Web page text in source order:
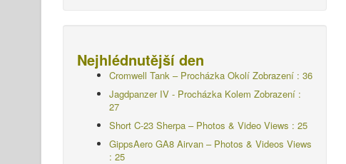
Nejhlédnutější den
Cromwell Tank – Procházka Okolí Zobrazení : 36
Jagdpanzer IV - Procházka Kolem Zobrazení :
27
Short C-23 Sherpa – Photos & Video Views : 25
GippsAero GA8 Airvan – Photos & Videos Views
: 25